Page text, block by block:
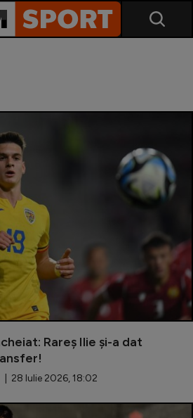
feminin
Rareș Ilie și-a dat
28 Iulie 2026, 18:02